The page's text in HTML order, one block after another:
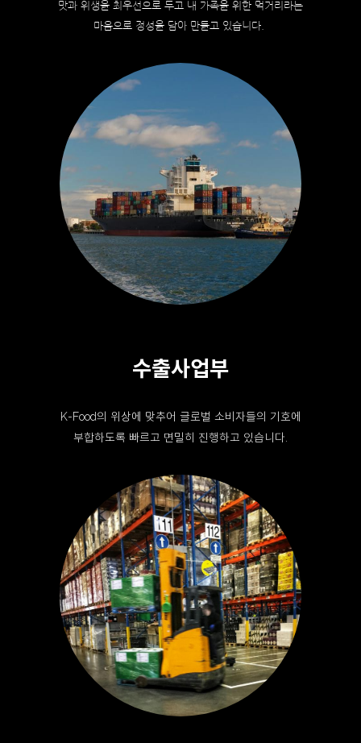
맛과 위생을 최우선으로 두고 내 가족을 위한 먹거리라는
마음으로 정성을 담아 만들고 있습니다.
수출사업부
K-Food의 위상에 맞추어 글로벌 소비자들의 기호에
부합하도록 빠르고 면밀히 진행하고 있습니다.